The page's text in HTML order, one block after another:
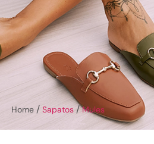
Sapatos Mules
sandalia
6º
tamanco
7º
bolsa
sapatilha
10º scarpin